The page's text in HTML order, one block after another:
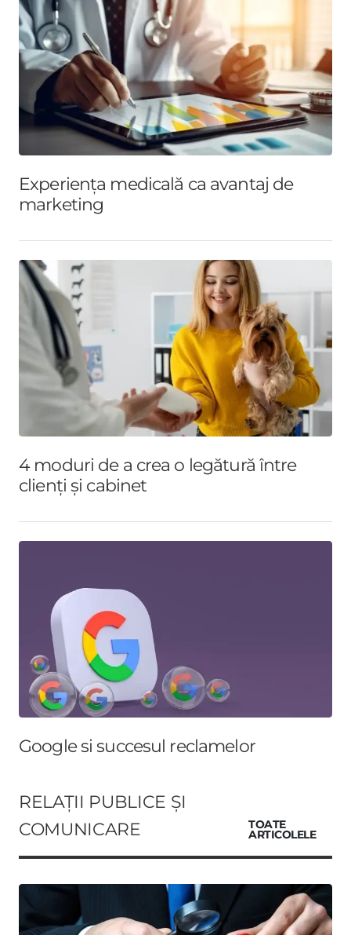
Experiența medicală ca avantaj de
marketing
4 moduri de a crea o legătură între
clienți și cabinet
Google si succesul reclamelor
RELAȚII PUBLICE ȘI
COMUNICARE
TOATE
ARTICOLELE